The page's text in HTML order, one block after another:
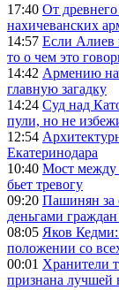
17:40 От
нахичеванских
14:57 Если Алиев
то о чем это
14:42 Армению
главную загадку
14:24 Суд над
пули, но не
12:54
Екатеринодара
10:40 Мост между
бьет тревогу
09:20 Пашинян за
деньгами
08:05 Яков
положении со
00:01 Хранители
признана лучшей